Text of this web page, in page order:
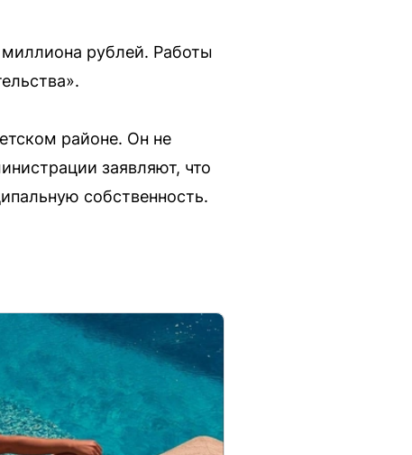
рублей. Работы
районе. Он не
заявляют, что
собственность.